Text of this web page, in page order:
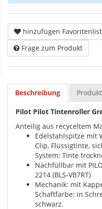
hinzufügen
Frage zum Produkt
Beschreibung
Pilot Pilot Tintenroller
Anteilig aus recyceltem
Edelstahlspitze mit
Clip, Flüssigtinte,
System: Tinte
Nachfüllbar mit
2214 (BLS-VB7RT)
Mechanik: mit
Schaftfarbe: in
schwarz.